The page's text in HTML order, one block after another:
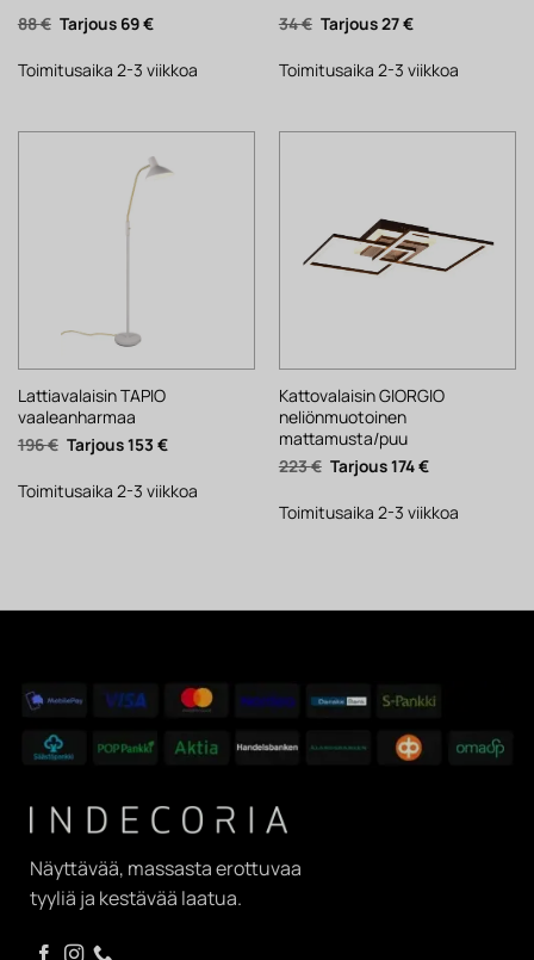
88€ Alkuperäinen
hinta
88 €.
69€Nykyinen
69 €.
Toimitusaika 2-3 viikkoa
34€ Alkuperäinen
hinta
34 €.
27€Nykyinen
27 €.
Toimitusaika 2-3 viikkoa
Lattiavalaisin TAPIO
vaaleanharmaa
196€ Alkuperäinen
hinta
196 €.
153 €Nykyinen
153 €.
Toimitusaika 2-3 viikkoa
Kattovalaisin GIORGIO
neliönmuotoinen
mattamusta/puu
223€ Alkuperäinen
hinta
223 €.
174€Nykyinen
174 €.
Toimitusaika 2-3 viikkoa
Näyttävää, massasta erottuvaa
tyyliä ja kestävää laatua.